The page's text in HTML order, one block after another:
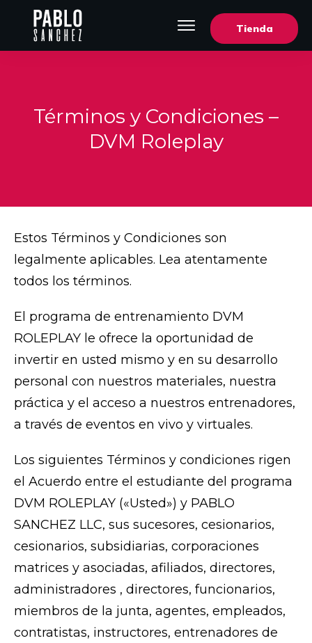
Tienda
Términos y Condiciones –
DVM Roleplay
Estos Términos y Condiciones son
legalmente aplicables. Lea atentamente
todos los términos.
El programa de entrenamiento DVM
ROLEPLAY le ofrece la oportunidad de
invertir en usted mismo y en su desarrollo
personal con nuestros materiales, nuestra
práctica y el acceso a nuestros entrenadores,
a través de eventos en vivo y virtuales.
Los siguientes Términos y condiciones rigen
el Acuerdo entre el estudiante del programa
DVM ROLEPLAY («Usted») y PABLO
SANCHEZ LLC, sus sucesores, cesionarios,
cesionarios, subsidiarias, corporaciones
matrices y asociadas, afiliados, directores,
administradores , directores, funcionarios,
miembros de la junta, agentes, empleados,
contratistas, instructores, entrenadores de